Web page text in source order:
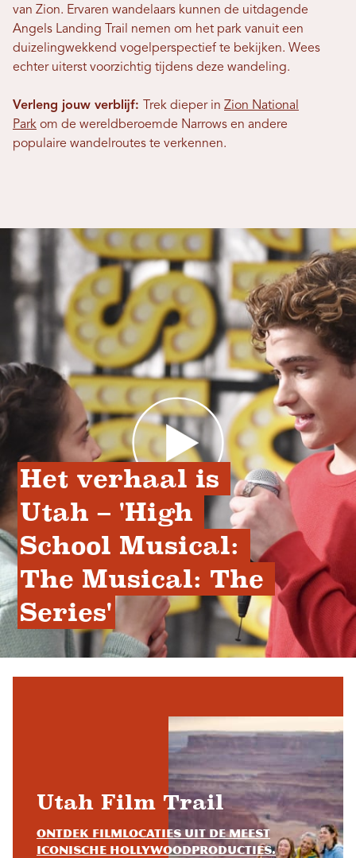
van Zion. Ervaren wandelaars kunnen de uitdagende
Angels Landing Trail nemen om het park vanuit een
duizelingwekkend vogelperspectief te bekijken. Wees
echter uiterst voorzichtig tijdens deze wandeling.
Verleng jouw verblijf: Trek dieper in Zion National
Park om de wereldberoemde Narrows en andere
populaire wandelroutes te verkennen.
Het verhaal is
Utah ​​– 'High
School Musical:
The Musical: The
Series'
Utah Film Trail
Ontdek filmlocaties uit de meest
iconische Hollywoodproducties.